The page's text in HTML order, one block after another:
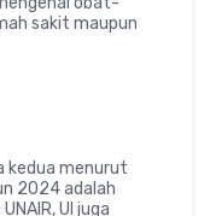
sakit maupun
kedua menurut
2024 adalah
UI juga